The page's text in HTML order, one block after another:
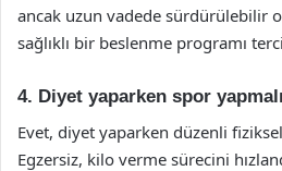
ancak uzun vadede sürdürülebilir
sağlıklı bir beslenme programı
4. Diyet yaparken spor
Evet, diyet yaparken düzenli
Egzersiz, kilo verme sürecini